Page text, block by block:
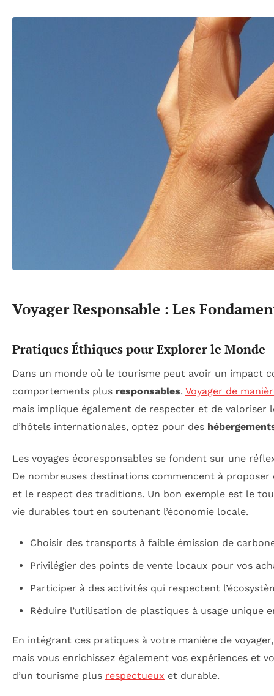
Voyager Responsable : Les
Pratiques Éthiques pour Explorer le Monde
Dans un monde où le tourisme peut avoir un impact
comportements plus responsables. Voyager de
mais implique également de respecter et de valoriser
d’hôtels internationales, optez pour des
Les voyages écoresponsables se fondent sur une
De nombreuses destinations commencent à
et le respect des traditions. Un bon exemple est le
vie durables tout en soutenant l’économie locale.
Choisir des transports à faible émission de
Privilégier des points de vente locaux pour vos
Participer à des activités qui respectent
Réduire l’utilisation de plastiques à usage
En intégrant ces pratiques à votre manière de
mais vous enrichissez également vos expériences et
d’un tourisme plus respectueux et durable.